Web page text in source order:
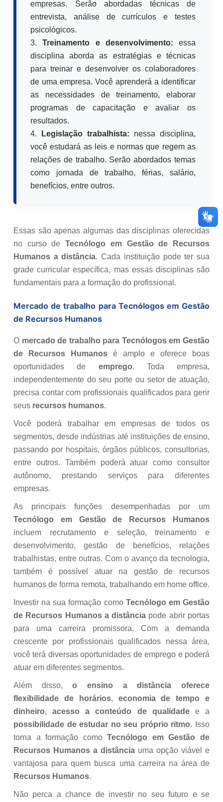
empresas. Serão abordadas técnicas de
entrevista, análise de currículos e testes
psicológicos.
3.Treinamento e desenvolvimento: essa
disciplina aborda as estratégias e técnicas
para treinar e desenvolver os colaboradores
de uma empresa. Você aprenderá a identificar
as necessidades de treinamento, elaborar
programas de capacitação e avaliar os
resultados.
4.
Legislação trabalhista: nessa disciplina,
você estudará as leis e normas que regem as
relações de trabalho. Serão abordados temas
como jornada de trabalho, férias, salário,
benefícios, entre outros.
Essas são apenas algumas das disciplinas oferecidas
no curso deTecnólogo em Gestão de Recursos
Humanos a distância. Cada instituição pode ter sua
grade curricular específica, mas essas disciplinas são
fundamentais para a formação do profissional.
Mercado de trabalho para Tecnólogos em Gestão
de Recursos Humanos
O mercado de trabalho para Tecnólogos em Gestão
de Recursos Humanos é amplo e oferece boas
oportunidades de emprego. Toda empresa,
independentemente do seu porte ou setor de atuação,
precisa contar com profissionais qualificados para gerir
seus recursos humanos.
Você poderá trabalhar em empresas de todos os
segmentos, desde indústrias até instituições de ensino,
passando por hospitais, órgãos públicos, consultorias,
entre outros. Também poderá atuar como consultor
autônomo, prestando serviços para diferentes
empresas.
As principais funções desempenhadas por um
Tecnólogo em Gestão de Recursos Humanos
incluem recrutamento e seleção, treinamento e
desenvolvimento, gestão de benefícios, relações
trabalhistas, entre outras. Com o avanço da tecnologia,
também é possível atuar na gestão de recursos
humanos de forma remota, trabalhando em home office.
Investir na sua formação como Tecnólogo em Gestão
de Recursos Humanos a distância pode abrir portas
para uma carreira promissora. Com a demanda
crescente por profissionais qualificados nessa área,
você terá diversas oportunidades de emprego e poderá
atuar em diferentes segmentos.
Além disso,o ensino a distância oferece
flexibilidade de horários, economia de tempo e
dinheiro,acesso a conteúdo de qualidadee a
possibilidade de estudar no seu próprio ritmo. Isso
torna a formação comoTecnólogo em Gestão de
Recursos Humanos a distância uma opção viável e
vantajosa para quem busca uma carreira na área de
Recursos Humanos.
Não perca a chance de investir no seu futuro e se